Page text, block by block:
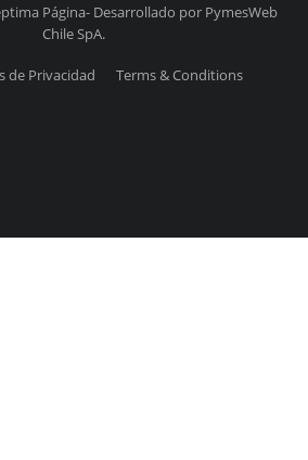
Página- Desarrollado por PymesWeb
Chile SpA.
de Privacidad Terms & Conditions